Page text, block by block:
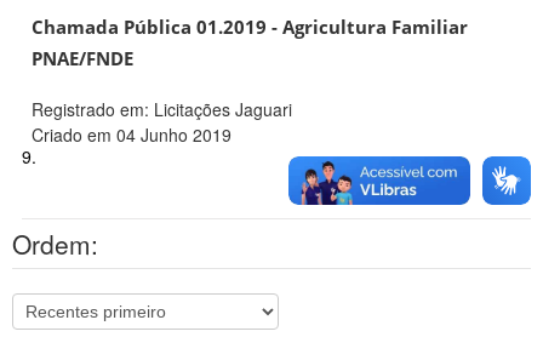
Chamada Pública 01.2019 - Agricultura Familiar
PNAE/FNDE
Registrado em: Licitações Jaguari
Criado em 04 Junho 2019
9.
Ordem: